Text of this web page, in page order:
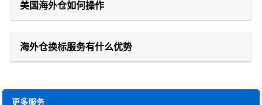
美国海外仓如何操作
海外仓换标服务有什么优势
更多服务